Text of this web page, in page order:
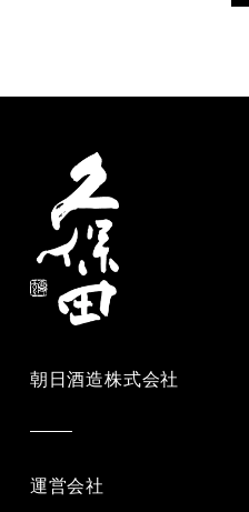
朝日酒造株式会社
運営会社